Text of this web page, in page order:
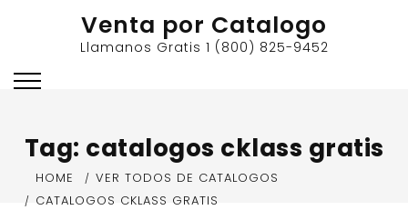
Venta por Catalogo
Llamanos Gratis 1 (800) 825-9452
Tag: catalogos cklass gratis
HOME
VER TODOS DE CATALOGOS
CATALOGOS CKLASS GRATIS